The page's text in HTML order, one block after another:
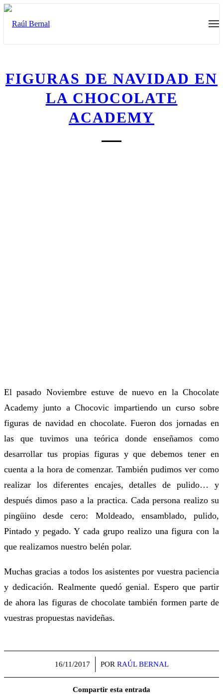
FIGURAS DE NAVIDAD EN
LA CHOCOLATE
ACADEMY
El pasado Noviembre estuve de nuevo en la Chocolate
Academy junto a Chocovic impartiendo un curso sobre
figuras de navidad en chocolate. Fueron dos jornadas en
las que tuvimos una teórica donde enseñamos como
desarrollar tus propias figuras y que debemos tener en
cuenta a la hora de comenzar. También pudimos ver como
realizar los diferentes encajes, detalles de pulido… y
después dimos paso a la practica. Cada persona realizo su
pingüino desde cero: Moldeado, ensamblado, pulido,
Pintado y pegado. Y cada grupo realizo una figura con la
que realizamos nuestro belén polar.
Muchas gracias a todos los asistentes por vuestra paciencia
y dedicación. Realmente quedó genial. Espero que partir
de ahora las figuras de chocolate también formen parte de
vuestras propuestas navideñas.
16/11/2017
/ POR RAÚL BERNAL
Compartir esta entrada